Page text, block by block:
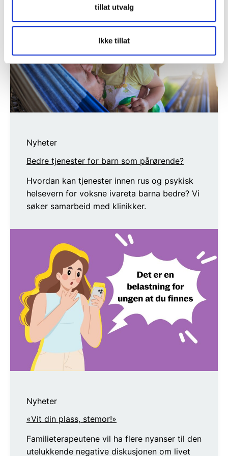
tillat utvalg
Ikke tillat
Nyheter
Bedre tjenester for barn som pårørende?
Hvordan kan tjenester innen rus og psykisk
helsevern for voksne ivareta barna bedre? Vi
søker samarbeid med klinikker.
Nyheter
«Vit din plass, stemor!»
Familieterapeutene vil ha flere nyanser til den
utelukkende negative diskusjonen om livet